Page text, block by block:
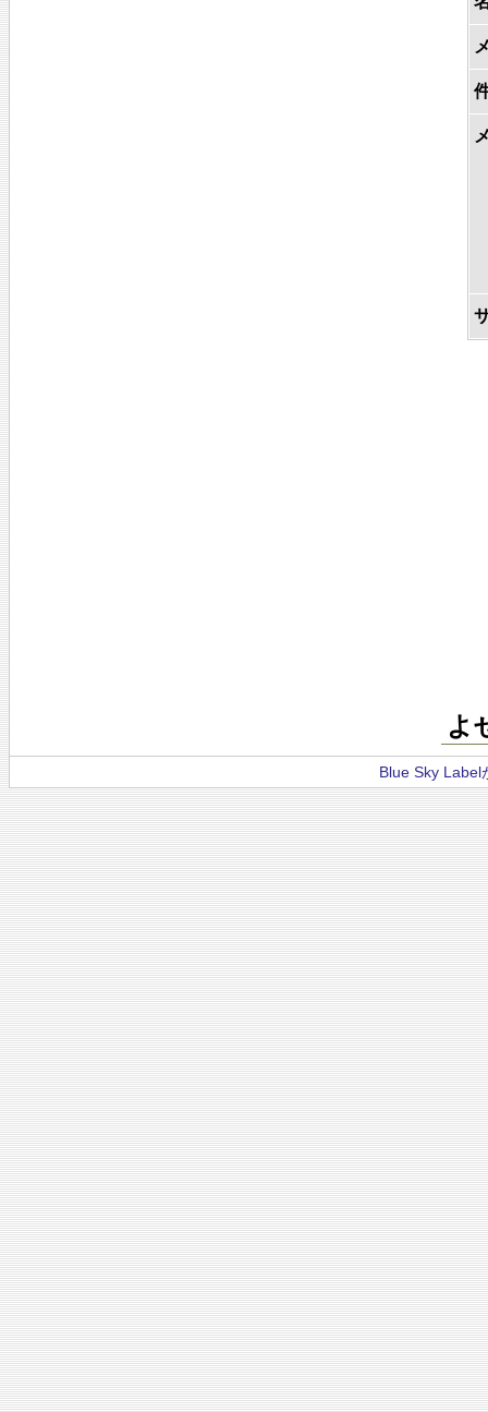
よ
Blue Sky Label